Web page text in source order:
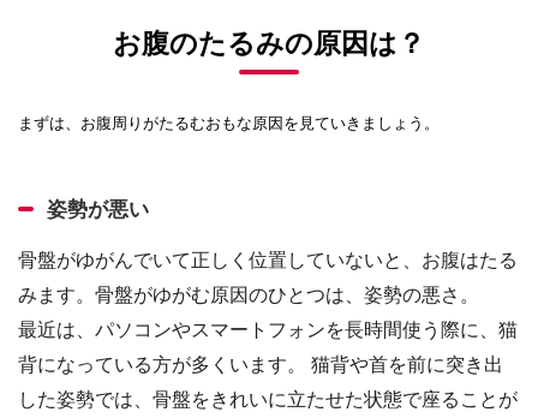
お腹のたるみの原因は？
まずは、お腹周りがたるむおもな原因を見ていきましょう。
姿勢が悪い
骨盤がゆがんでいて正しく位置していないと、お腹はたる
みます。骨盤がゆがむ原因のひとつは、姿勢の悪さ。
最近は、パソコンやスマートフォンを長時間使う際に、猫
背になっている方が多くいます。 猫背や首を前に突き出
した姿勢では、骨盤をきれいに立たせた状態で座ることが